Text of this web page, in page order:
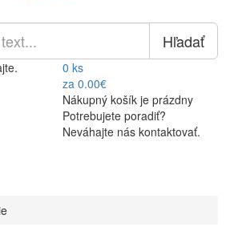
Hľadať
0 ks
za 0.00€
Nákupný košík je prázdny
Potrebujete poradiť?
Neváhajte nás kontaktovať.